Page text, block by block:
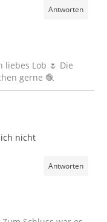
Antworten
liebes Lob 🌷 Die
gerne 🧶
nicht
Antworten